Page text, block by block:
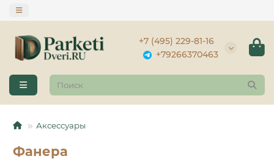
+7 (495) 229-81-16
+79266370463
Аксессуары
Фанера